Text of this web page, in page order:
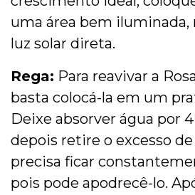
uma área bem iluminada,
luz solar direta.
Rega: Para reavivar a
basta colocá-la em um
Deixe absorver água por 4
depois retire o excesso de
precisa ficar
pois pode apodrecê-lo.